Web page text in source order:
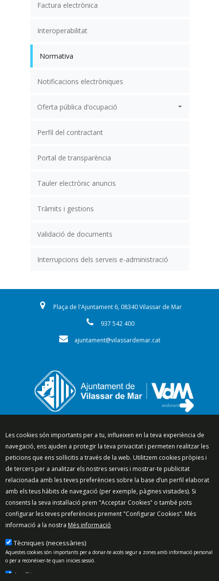
Factura electrònica
Interoperabilitat
Normativa
Notificacions electròniques
Oferta pública d’ocupació
Perfil del contractant
Portal de transparència
Tauler electrònic anuncis
Tràmits i gestions
Validació de documents
Interrupcions dels serveis e-administració
Plaça de l'Ajuntament 6, 08340 Vilassar de Mar
937 542 400
ajuntament@vilassardemar.cat
Segueix-nos a:
Mapa del lloc
Política de Privacitat
Política de Xarxes Socials
Política de cookies
Protecció de dades
Avís legal
Contacte
Preguntes freqüents
© 2025 - Ajuntament de Vilassar de Mar
Les cookies són importants per a tu, influeixen en la teva experiència de
navegació, ens ajuden a protegir la teva privacitat i permeten realitzar les
peticions que ens sol·licitis a través de la web. Utilitzem cookies pròpies i
de tercers per a analitzar els nostres serveis i mostrar-te publicitat
relacionada amb les teves preferències sobre la base d’un perfil elaborat
amb els teus hàbits de navegació (per exemple, pàgines visitades). Si
consents la seva instal·lació prem "Acceptar Cookies" o també pots
configurar les teves preferències prement "Configurar Cookies". Més
informació a la nostra Més informació
Tècniques (necessàries)
Aquestes cookies són importants per a donar-te accés segur a zones amb informació personal
o per a reconèixer-te quan inicies sessió.
Analítiques